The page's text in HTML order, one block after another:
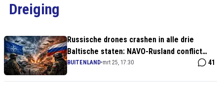
Dreiging
Russische drones crashen in alle drie
Baltische staten: NAVO-Rusland conflict
dreigt te escaleren
BUITENLAND•mrt 25, 17:30 41